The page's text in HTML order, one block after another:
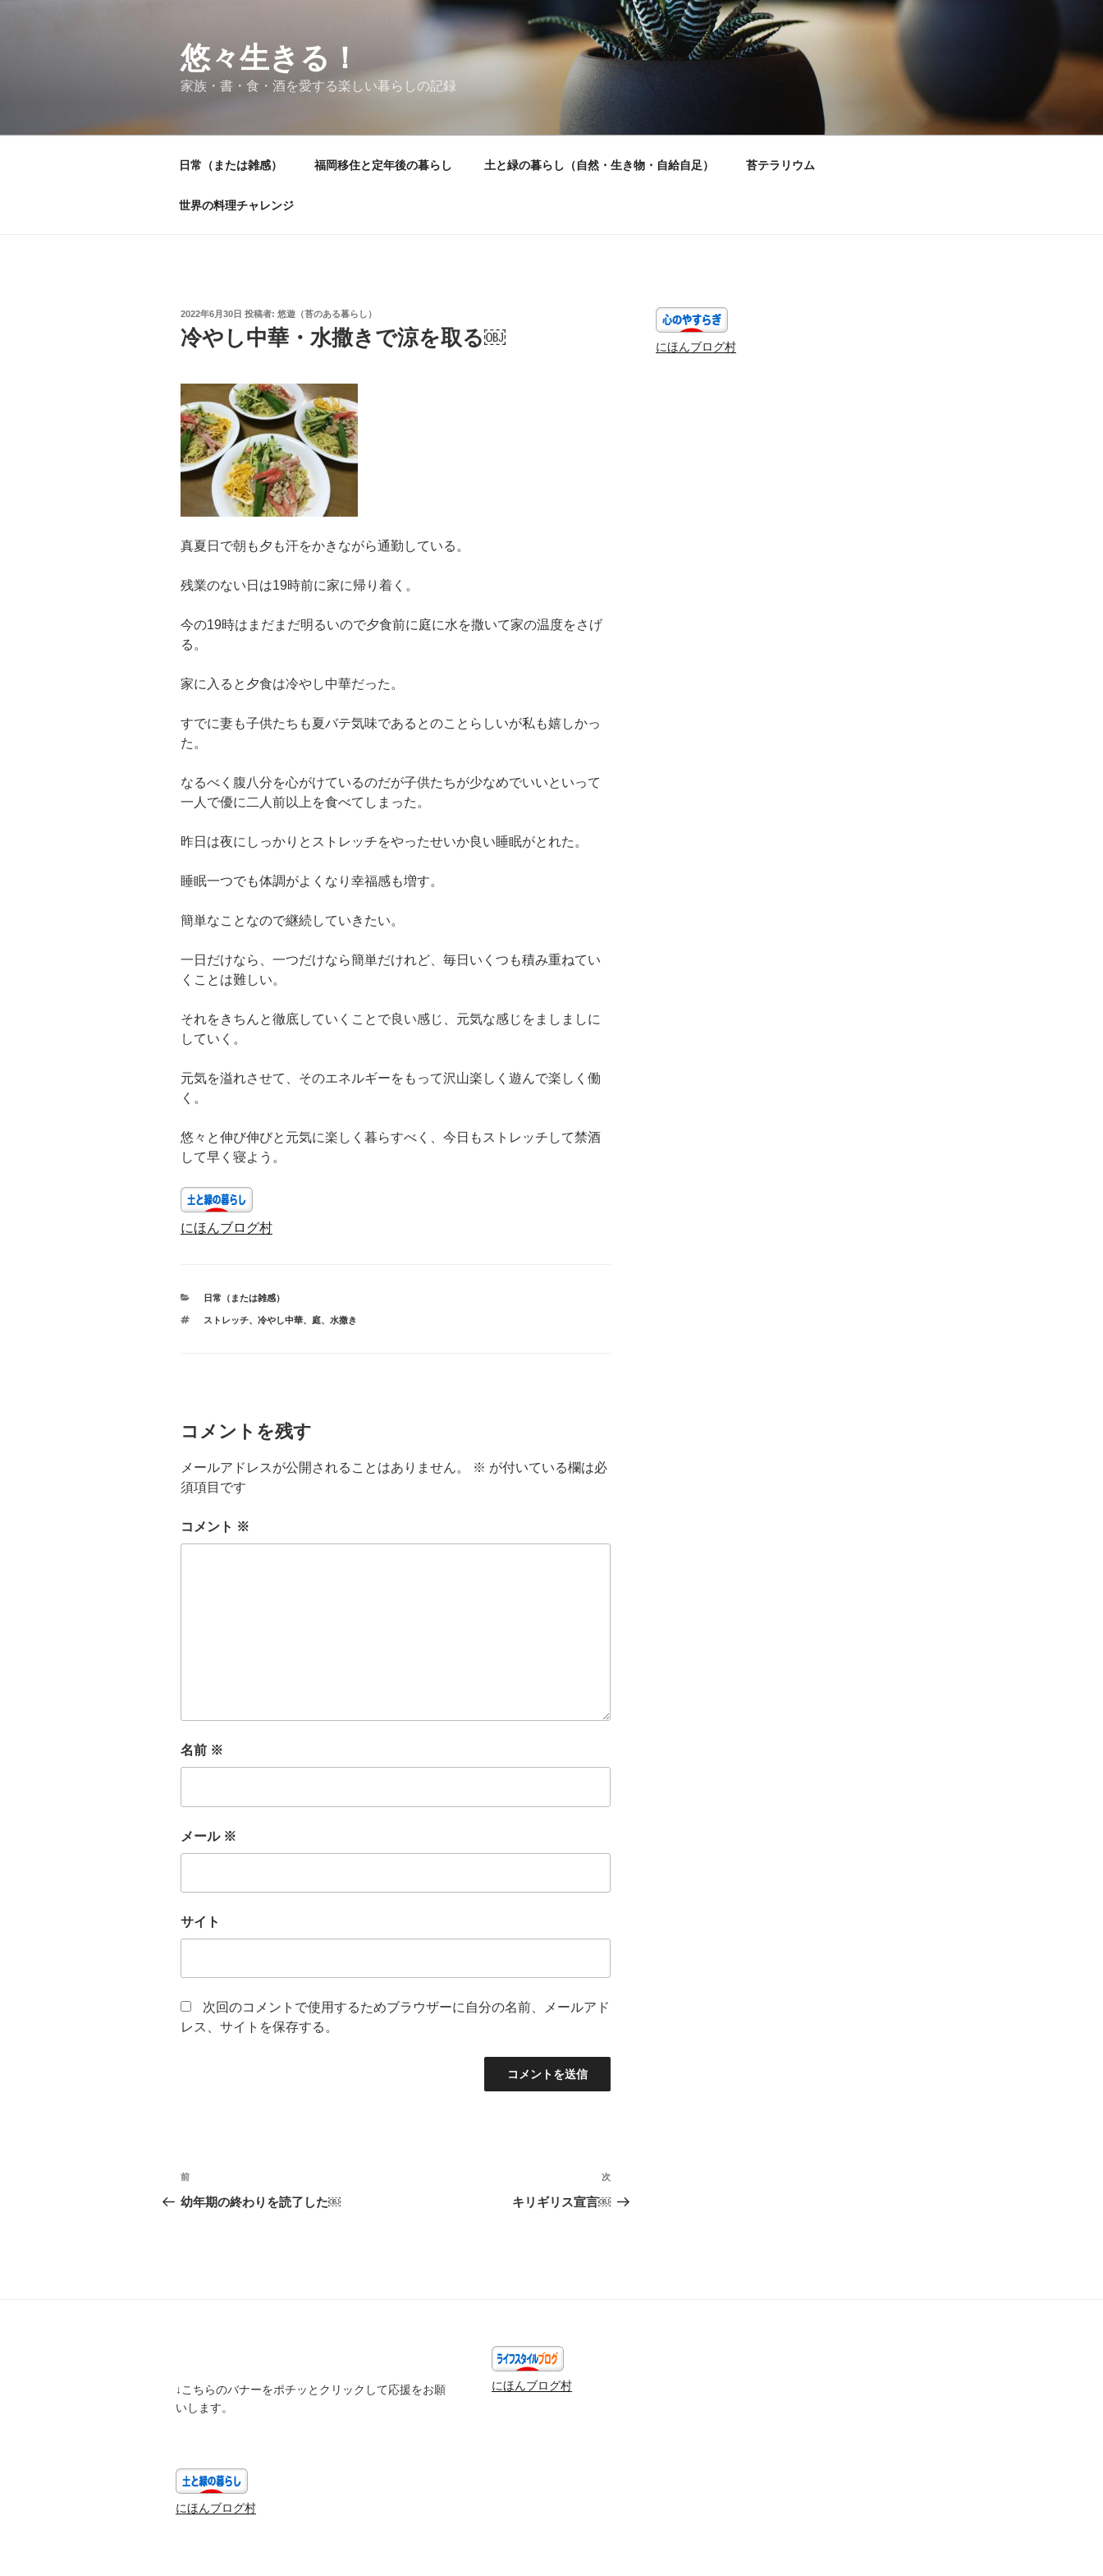
悠々生きる！
家族・書・食・酒を愛する楽しい暮らしの記録
日常（または雑感） 福岡移住と定年後の暮らし 土と緑の暮らし（自然・生き物・自給自足） 苔テラリウム
世界の料理チャレンジ
投
稿
日:
2022年6月30日 投稿者: 悠遊（苔のある暮らし）
冷やし中華・水撒きで涼を取る￼
真夏日で朝も夕も汗をかきながら通勤している。
残業のない日は19時前に家に帰り着く。
今の19時はまだまだ明るいので夕食前に庭に水を撒いて家の温度をさげ
る。
家に入ると夕食は冷やし中華だった。
すでに妻も子供たちも夏バテ気味であるとのことらしいが私も嬉しかっ
た。
なるべく腹八分を心がけているのだが子供たちが少なめでいいといって
一人で優に二人前以上を食べてしまった。
昨日は夜にしっかりとストレッチをやったせいか良い睡眠がとれた。
睡眠一つでも体調がよくなり幸福感も増す。
簡単なことなので継続していきたい。
一日だけなら、一つだけなら簡単だけれど、毎日いくつも積み重ねてい
くことは難しい。
それをきちんと徹底していくことで良い感じ、元気な感じをましましに
していく。
元気を溢れさせて、そのエネルギーをもって沢山楽しく遊んで楽しく働
く。
悠々と伸び伸びと元気に楽しく暮らすべく、今日もストレッチして禁酒
して早く寝よう。
にほんブログ村
カ
ゴ
日常（または雑感）
タ
ストレッチ、 冷やし中華、 庭、 水撒き
コメントを残す
メールアドレスが公開されることはありません。 ※ が付いている欄は必
須項目です
コメント ※
名前 ※
メール ※
サイト
次回のコメントで使用するためブラウザーに自分の名前、メールアド
レス、サイトを保存する。
投
稿
ン
前
の
前
幼年期の終わりを読了した￼
次
の
次
キリギリス宣言￼
にほんブログ村
↓こちらのバナーをポチッとクリックして応援をお願
いします。
にほんブログ村
にほんブログ村